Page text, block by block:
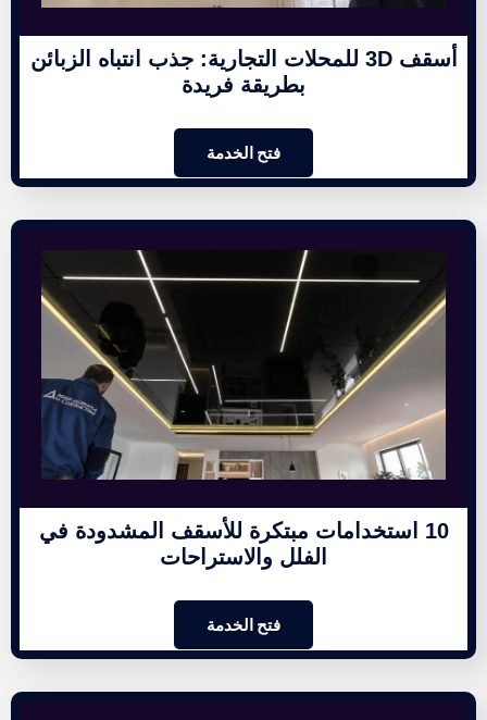
أسقف 3D للمحلات التجارية: جذب انتباه الزبائن
بطريقة فريدة
فتح الخدمة
10 استخدامات مبتكرة للأسقف المشدودة في
الفلل والاستراحات
فتح الخدمة